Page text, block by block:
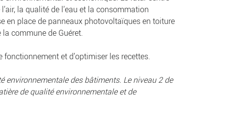
la qualité de l’eau et la consommation
en place de panneaux photovoltaïques en toiture
commune de Guéret.
et d’optimiser les recettes.
des bâtiments. Le niveau 2 de
de qualité environnementale et de